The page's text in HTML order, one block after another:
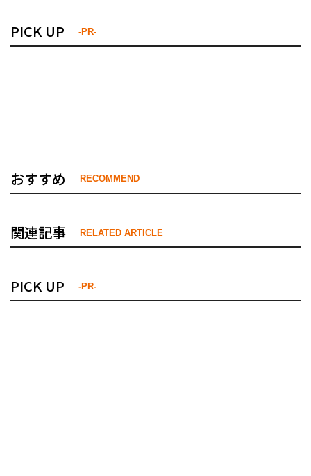
PICK UP -PR-
おすすめ RECOMMEND
関連記事 RELATED ARTICLE
PICK UP -PR-